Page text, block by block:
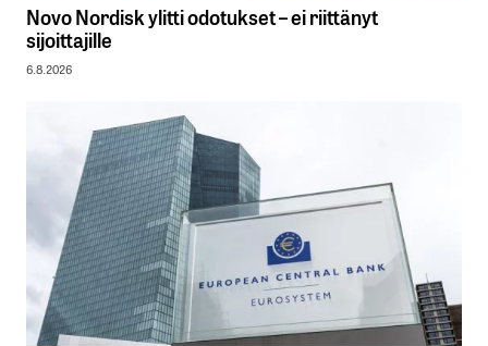
Novo Nordisk ylitti odotukset – ei riittänyt
sijoittajille
6.8.2026